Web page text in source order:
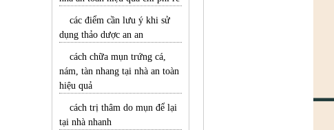
các điểm cần lưu ý khi sử
dụng thảo dược an an
cách chữa mụn trứng cá,
nám, tàn nhang tại nhà an toàn
hiệu quả
cách trị thâm do mụn để lại
tại nhà nhanh